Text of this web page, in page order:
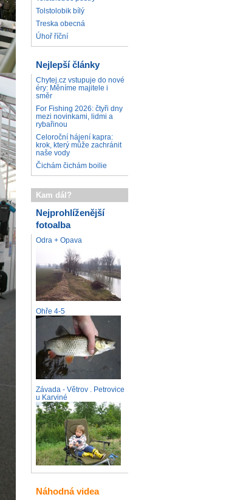
Tolstolobik bílý
Treska obecná
Úhoř říční
Nejlepší články
Chytej.cz vstupuje do nové
éry: Měníme majitele i
směr
For Fishing 2026: čtyři dny
mezi novinkami, lidmi a
rybařinou
Celoroční hájení kapra:
krok, který může zachránit
naše vody
Čichám čichám boilie
Kam dál?
Nejprohlíženější
fotoalba
Odra + Opava
Ohře 4-5
Závada - Větrov . Petrovice
u Karviné
Náhodná videa